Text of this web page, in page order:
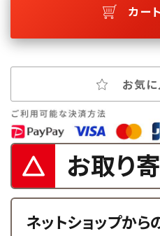
カー
お気
お取り
ネットショップから